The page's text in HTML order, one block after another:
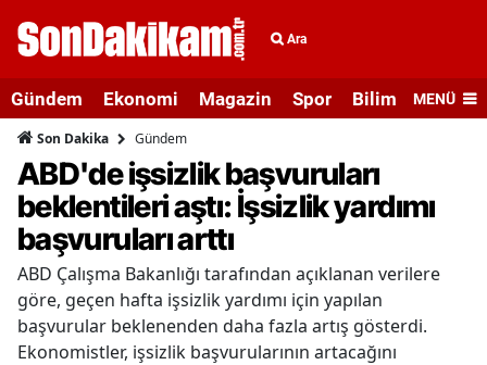
Ara
Gündem Ekonomi Magazin Spor Bilim veMENÜ
Son Dakika Gündem
ABD'de işsizlik başvuruları
beklentileri aştı: İşsizlik yardımı
başvuruları arttı
ABD Çalışma Bakanlığı tarafından açıklanan verilere
göre, geçen hafta işsizlik yardımı için yapılan
başvurular beklenenden daha fazla artış gösterdi.
Ekonomistler, işsizlik başvurularının artacağını